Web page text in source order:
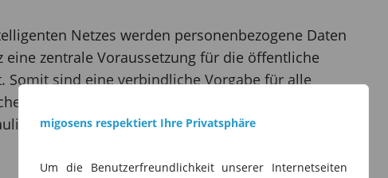
migosens respektiert Ihre Privatsphäre
Um die Benutzerfreundlichkeit unserer Internetseiten
Netzes werden personenbezogene Daten
zentrale Voraussetzung für die öffentliche
Somit sind eine verbindliche Vorgabe für alle
Betrieb in Deutschland nötig, um ein hohes,
und Verfügbarkeit im Rahmen der